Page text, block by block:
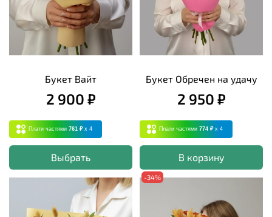
Букет Вайт
2 900 ₽
Плати частями 761 ₽ x 4
Выбрать
Букет Обречен на удачу
2 950 ₽
Плати частями 774 ₽ x 4
В корзину
-34%